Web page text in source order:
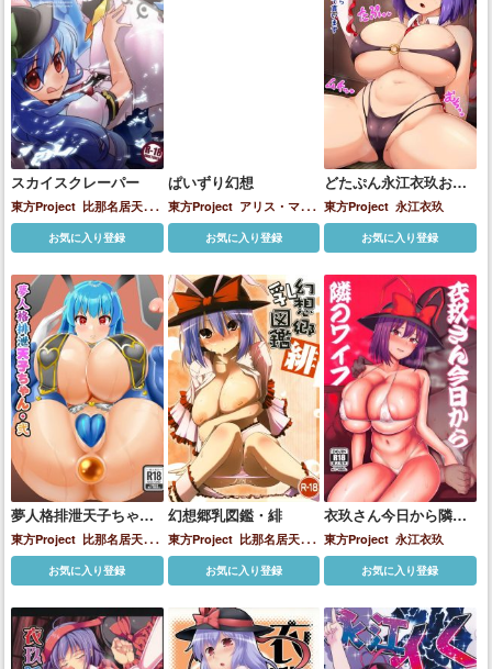
スカイスクレーパー
東方Project 比那名居天子
永江衣玖
お気に入り登録
ぱいずり幻想
東方Project アリス・マー
ガトロイドパチュリー・ノ
ーレッジ八雲紫八雲藍
東風谷早苗永江衣玖聖白蓮
霊烏路空霍青娥
お気に入り登録
どたぷん永江衣玖おま
んこ拡げックス
東方Project 永江衣玖
お気に入り登録
夢人格排泄天子ちゃ
ん・弐
東方Project 比那名居天子
永江衣玖
お気に入り登録
幻想郷乳図鑑・緋
東方Project 比那名居天子
永江衣玖
お気に入り登録
衣玖さん今日から隣の
ワイフ
東方Project 永江衣玖
お気に入り登録